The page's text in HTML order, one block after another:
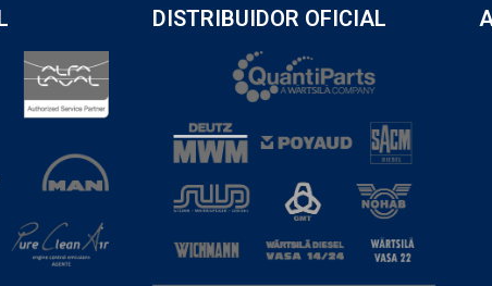
DISTRIBUIDOR OFICIAL